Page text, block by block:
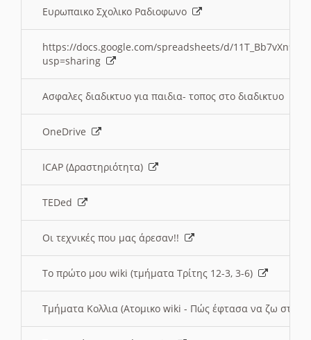
Ευρωπαικο Σχολικο Ραδιοφωνο
https://docs.google.com/spreadsheets/d/
usp=sharing
Ασφαλες διαδικτυο για παιδια- τοπος στο διαδικτυο
OneDrive
ICAP (Δραστηριότητα)
TEDed
Οι τεχνικές που μας άρεσαν!!
Το πρώτο μου wiki (τμήματα Τρίτης 12-3, 3-6)
Τμήματα Κολλια (Ατομικο wiki - Πώς έφτασα να ζω στην